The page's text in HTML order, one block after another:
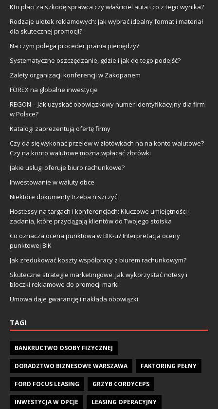
Kto płaci za szkodę sprawca czy właściciel auta i co z tego wynika?
Rodzaje ulotek reklamowych: Jak wybrać idealny format i materiał
dla skutecznej promocji?
Na czym polega proceder prania pieniędzy?
Systematyczne oszczędzanie, gdzie i jak do tego podejść?
Zalety organizacji konferencji w Zakopanem
FOREX na globalne inwestycje
REGON – Jak uzyskać obowiązkowy numer identyfikacyjny dla firm
w Polsce?
Katalogi zaprezentują ofertę firmy
Czy da się wykonać przelew w złotówkach na na konto walutowe?
Czy na konto walutowe można wpłacać złotówki
Jakie usługi oferuje biuro rachunkowe?
Inwestowanie w waluty obce
Niektóre dokumenty trzeba niszczyć
Hostessy na targach i konferencjach: Kluczowe umiejętności i
zadania, które przyciągają klientów do Twojego stoiska
Co oznacza ocena punktowa w BIK-u? Interpretacja oceny
punktowej BIK
Jak zredukować koszty współpracy z biurem rachunkowym?
Skuteczne strategie marketingowe: Jak wykorzystać notesy i
bloczki reklamowe do promocji marki
Umowa daje gwarancję i nakłada obowiązki
TAGI
BANKRUCTWO OSOBY FIZYCZNEJ
DORADZTWO BIZNESOWE WARSZAWA FAKTORING PEŁNY
FORD FOCUS LEASING GRZYB CORDYCEPS
INWESTYCJA W OPCJE LEASING OPERACYJNY